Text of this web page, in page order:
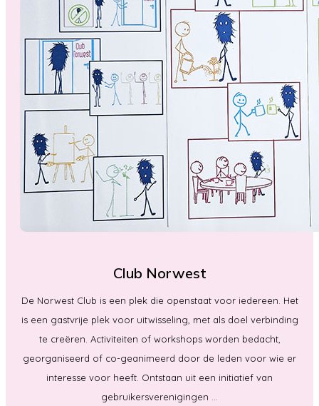
Club Norwest
De Norwest Club is een plek die openstaat voor iedereen. Het
is een gastvrije plek voor uitwisseling, met als doel verbinding
te creëren. Activiteiten of workshops worden bedacht,
georganiseerd of co-geanimeerd door de leden voor wie er
interesse voor heeft. Ontstaan uit een initiatief van
gebruikersverenigingen ...